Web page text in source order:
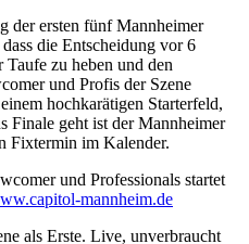
der ersten fünf Mannheimer
die Entscheidung vor 6
Taufe zu heben und den
und Profis der Szene
hochkarätigen Starterfeld,
Finale geht ist der Mannheimer
Fixtermin im Kalender.
und Professionals startet
mannheim.de
als Erste. Live, unverbraucht